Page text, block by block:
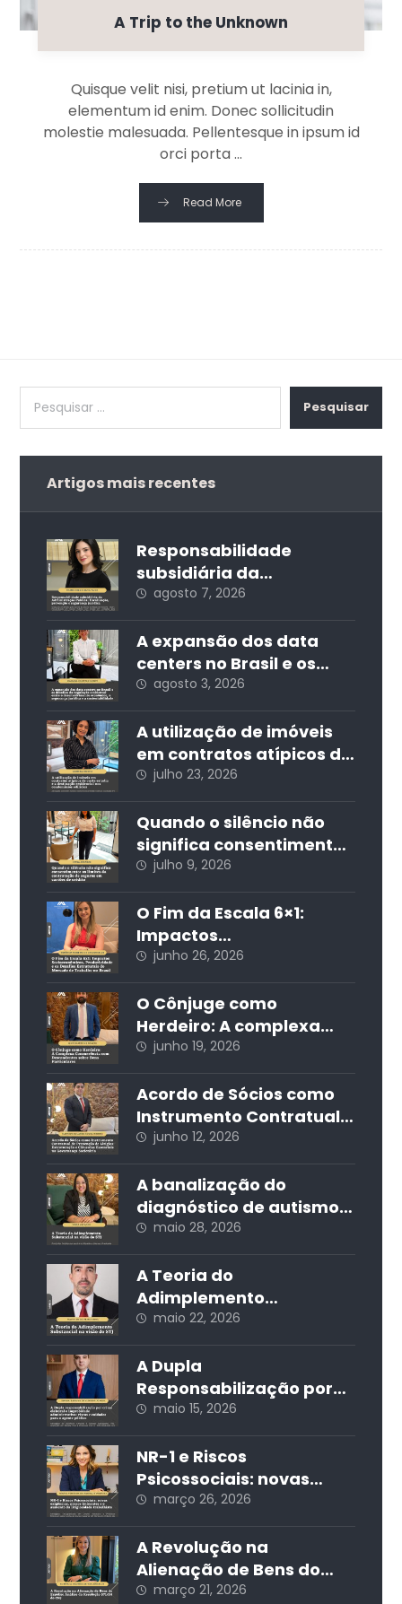
A Trip to the Unknown
Quisque velit nisi, pretium ut lacinia in,
elementum id enim. Donec sollicitudin
molestie malesuada. Pellentesque in ipsum id
orci porta ...
Read More
Pesquisar
Artigos mais recentes
Responsabilidade
subsidiária da
Administração Pública:
fiscalização, prevenção
e segurança jurídica
agosto 7, 2026
A expansão dos data
centers no Brasil e os
desafios da regulação
ambiental: entre o
desenvolvimento
econômico, a segurança
jurídica e a
sustentabilidade
agosto 3, 2026
A utilização de imóveis
em contratos atípicos de
curta estadia e a
destinação residencial
nos condomínios
edilícios
julho 23, 2026
Quando o silêncio não
significa consentimento:
os limites da
contratação de seguros
em cartões de crédito
julho 9, 2026
O Fim da Escala 6×1:
Impactos
Socioeconômicos,
Produtividade e os
Desafios Estruturais do
Mercado de Trabalho no
Brasil
junho 26, 2026
O Cônjuge como
Herdeiro: A complexa
concorrência com
descendentes sobre
bens particulares
junho 19, 2026
Acordo de Sócios como
Instrumento Contratual
de Prevenção de Litígios:
Estruturação e Cláusulas
Essenciais na
Governança Societária
junho 12, 2026
A banalização do
diagnóstico de autismo
nas redes sociais e seus
impactos jurídicos e
sociais
maio 28, 2026
A Teoria do
Adimplemento
Substancial na visão do
STJ
maio 22, 2026
A Dupla
Responsabilização por
Crime Eleitoral e
Improbidade
Administrativa: Riscos e
Cuidados para o Agente
Público
maio 15, 2026
NR-1 e Riscos
Psicossociais: novas
exigências, prazos
iminentes e o aumento
da litigiosidade
trabalhista
março 26, 2026
A Revolução na
Alienação de Bens do
Espólio: Análise da
março 21, 2026